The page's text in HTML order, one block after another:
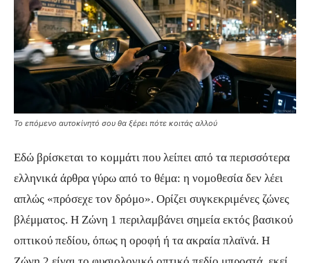
Το επόμενο αυτοκίνητό σου θα ξέρει πότε κοιτάς αλλού
Εδώ βρίσκεται το κομμάτι που λείπει από τα περισσότερα
ελληνικά άρθρα γύρω από το θέμα: η νομοθεσία δεν λέει
απλώς «πρόσεχε τον δρόμο». Ορίζει συγκεκριμένες ζώνες
βλέμματος. Η Ζώνη 1 περιλαμβάνει σημεία εκτός βασικού
οπτικού πεδίου, όπως η οροφή ή τα ακραία πλαϊνά. Η